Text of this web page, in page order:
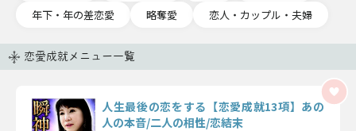
年下・年の差恋愛
略奪愛 恋人・カップル・夫婦
恋愛成就メニュー一覧
人生最後の恋をする【恋愛成就13項】あの
人の本音/二人の相性/恋結末